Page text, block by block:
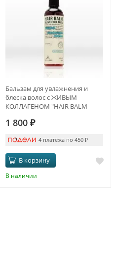
Бальзам для увлажнения и
блеска волос с ЖИВЫМ
КОЛЛАГЕНОМ "HAIR BALM
1 800 ₽
4 платежа по 450₽
В корзину
В наличии